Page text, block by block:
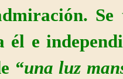
él e
“una luz